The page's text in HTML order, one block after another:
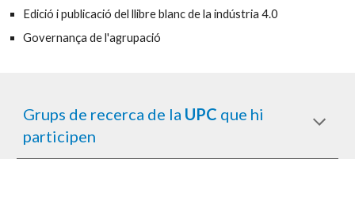
Edició i publicació del llibre blanc de la indústria 4.0
Governança de l'agrupació
Grups de recerca de la UPC que hi
participen